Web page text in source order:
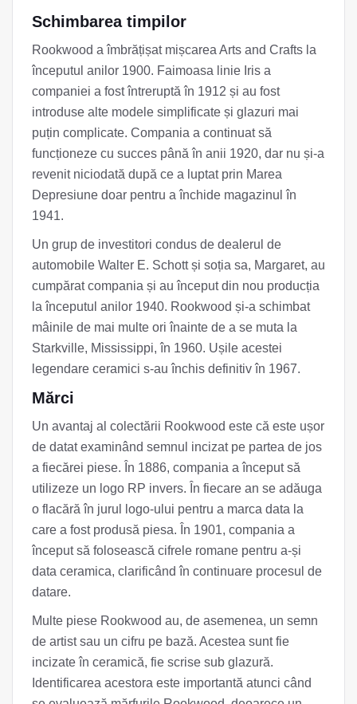
Schimbarea timpilor
Rookwood a îmbrățișat mișcarea Arts and Crafts la
începutul anilor 1900. Faimoasa linie Iris a
companiei a fost întreruptă în 1912 și au fost
introduse alte modele simplificate și glazuri mai
puțin complicate. Compania a continuat să
funcționeze cu succes până în anii 1920, dar nu și-a
revenit niciodată după ce a luptat prin Marea
Depresiune doar pentru a închide magazinul în
1941.
Un grup de investitori condus de dealerul de
automobile Walter E. Schott și soția sa, Margaret, au
cumpărat compania și au început din nou producția
la începutul anilor 1940. Rookwood și-a schimbat
mâinile de mai multe ori înainte de a se muta la
Starkville, Mississippi, în 1960. Ușile acestei
legendare ceramici s-au închis definitiv în 1967.
Mărci
Un avantaj al colectării Rookwood este că este ușor
de datat examinând semnul incizat pe partea de jos
a fiecărei piese. În 1886, compania a început să
utilizeze un logo RP invers. În fiecare an se adăuga
o flacără în jurul logo-ului pentru a marca data la
care a fost produsă piesa. În 1901, compania a
început să folosească cifrele romane pentru a-și
data ceramica, clarificând în continuare procesul de
datare.
Multe piese Rookwood au, de asemenea, un semn
de artist sau un cifru pe bază. Acestea sunt fie
incizate în ceramică, fie scrise sub glazură.
Identificarea acestora este importantă atunci când